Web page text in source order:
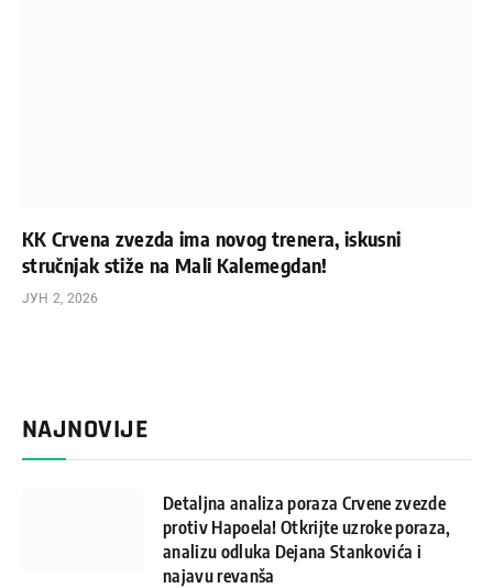
KK Crvena zvezda ima novog trenera, iskusni
stručnjak stiže na Mali Kalemegdan!
ЈУН 2, 2026
NAJNOVIJE
Detaljna analiza poraza Crvene zvezde
protiv Hapoela! Otkrijte uzroke poraza,
analizu odluka Dejana Stankovića i
najavu revanša